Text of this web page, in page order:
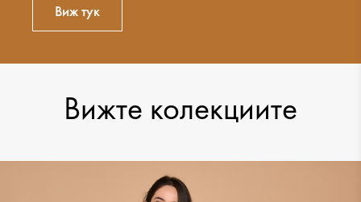
Виж тук
Вижте колекциите